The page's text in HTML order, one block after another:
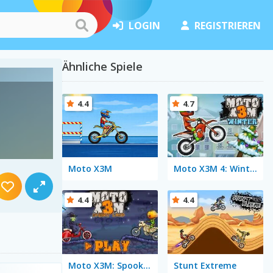
LOGIN REGISTRIEREN
Ähnliche Spiele
Moto X3M
4.4
Moto X3M 4: Winter
4.7
Moto X3M: Spooky Land
4.4
Stunt Extreme
4.4